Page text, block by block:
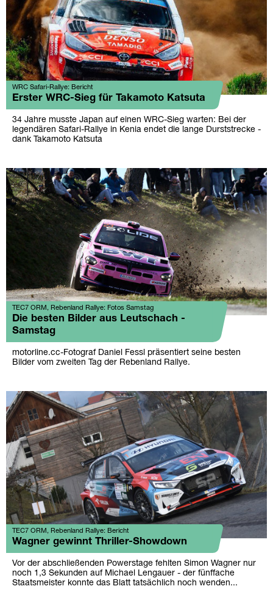
WRC Safari-Rallye: Bericht
Erster WRC-Sieg für Takamoto Katsuta
34 Jahre musste Japan auf einen WRC-Sieg warten: Bei der
legendären Safari-Rallye in Kenia endet die lange Durststrecke -
dank Takamoto Katsuta
TEC7 ORM, Rebenland Rallye: Fotos Samstag
Die besten Bilder aus Leutschach -
Samstag
motorline.cc-Fotograf Daniel Fessl präsentiert seine besten
Bilder vom zweiten Tag der Rebenland Rallye.
TEC7 ORM, Rebenland Rallye: Bericht
Wagner gewinnt Thriller-Showdown
Vor der abschließenden Powerstage fehlten Simon Wagner nur
noch 1,3 Sekunden auf Michael Lengauer - der fünffache
Staatsmeister konnte das Blatt tatsächlich noch wenden...